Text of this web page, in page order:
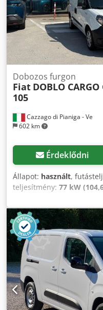
Cazzago di Pianiga - Ve
602 km
Dobozos furgon
Fiat DOBLO
105
Érdeklődni
Állapot: használt,
teljesítmény: 77 kW
fehér, hajtástípus:
586 kg Dedpeziw R Ajfx